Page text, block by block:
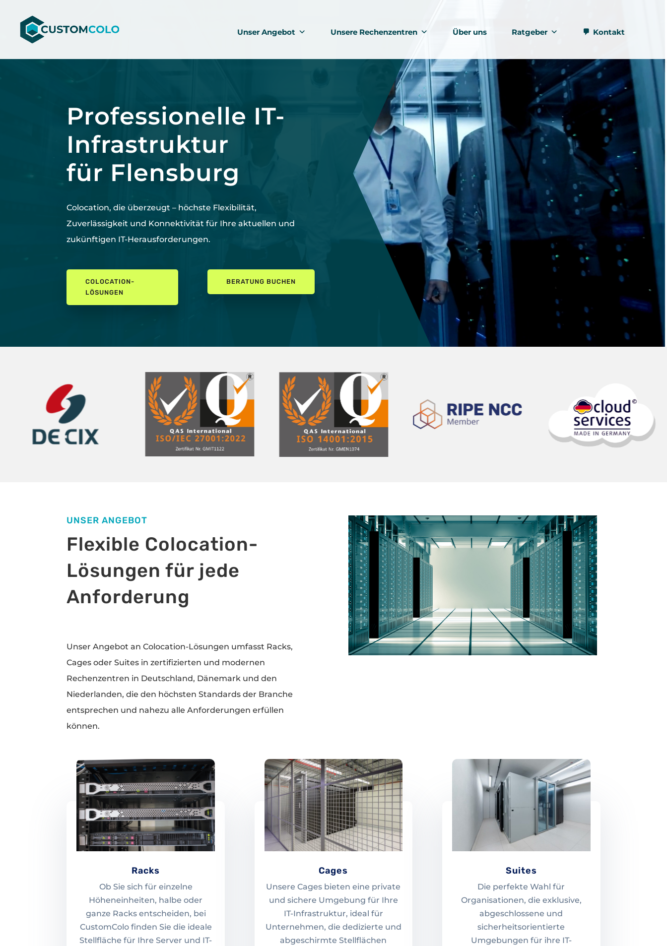
Unser Angebot Unsere Rechenzentren Über uns Ratgeber Kontakt
Player
Professionelle IT-
Infrastruktur
für Flensburg
Colocation, die überzeugt – höchste Flexibilität,
Zuverlässigkeit und Konnektivität für Ihre aktuellen und
zukünftigen IT-Herausforderungen.
COLOCATION-
LÖSUNGEN
BERATUNG BUCHEN
UNSER ANGEBOT
Flexible Colocation-
Lösungen für jede
Anforderung
Unser Angebot an Colocation-Lösungen umfasst Racks,
Cages oder Suites in zertifizierten und modernen
Rechenzentren in Deutschland, Dänemark und den
Niederlanden, die den höchsten Standards der Branche
entsprechen und nahezu alle Anforderungen erfüllen
können.
Racks
Ob Sie sich für einzelne
Höheneinheiten, halbe oder
ganze Racks entscheiden, bei
CustomColo finden Sie die ideale
Stellfläche für Ihre Server und IT-
Cages
Unsere Cages bieten eine private
und sichere Umgebung für Ihre
IT-Infrastruktur, ideal für
Unternehmen, die dedizierte und
abgeschirmte Stellflächen
Suites
Die perfekte Wahl für
Organisationen, die exklusive,
abgeschlossene und
sicherheitsorientierte
Umgebungen für ihre IT-